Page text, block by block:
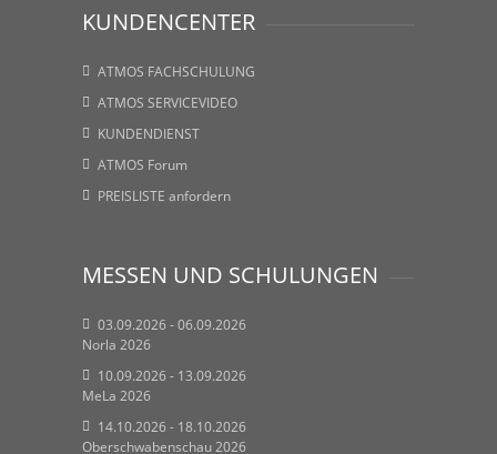
KUNDENCENTER
ATMOS FACHSCHULUNG
ATMOS SERVICEVIDEO
KUNDENDIENST
ATMOS Forum
PREISLISTE anfordern
MESSEN UND SCHULUNGEN
03.09.2026 - 06.09.2026
Norla 2026
10.09.2026 - 13.09.2026
MeLa 2026
14.10.2026 - 18.10.2026
Oberschwabenschau 2026